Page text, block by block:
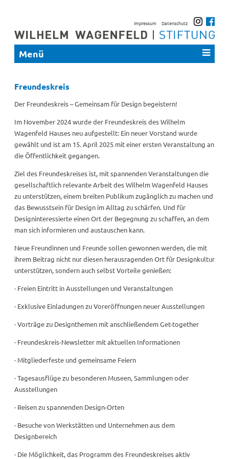
Impressum Datenschutz
Menü
Freundeskreis
Der Freundeskreis – Gemeinsam für Design begeistern!
Im November 2024 wurde der Freundeskreis des Wilhelm
Wagenfeld Hauses neu aufgestellt: Ein neuer Vorstand wurde
gewählt und ist am 15. April 2025 mit einer ersten Veranstaltung an
die Öffentlichkeit gegangen.
Ziel des Freundeskreises ist, mit spannenden Veranstaltungen die
gesellschaftlich relevante Arbeit des Wilhelm Wagenfeld Hauses
zu unterstützen, einem breiten Publikum zugänglich zu machen und
das Bewusstsein für Design im Alltag zu schärfen. Und für
Designinteressierte einen Ort der Begegnung zu schaffen, an dem
man sich informieren und austauschen kann.
Neue Freundinnen und Freunde sollen gewonnen werden, die mit
ihrem Beitrag nicht nur diesen herausragenden Ort für Designkultur
unterstützen, sondern auch selbst Vorteile genießen:
· Freien Eintritt in Ausstellungen und Veranstaltungen
· Exklusive Einladungen zu Voreröffnungen neuer Ausstellungen
· Vorträge zu Designthemen mit anschließendem Get-together
· Freundeskreis-Newsletter mit aktuellen Informationen
· Mitgliederfeste und gemeinsame Feiern
· Tagesausflüge zu besonderen Museen, Sammlungen oder
Ausstellungen
· Reisen zu spannenden Design-Orten
· Besuche von Werkstätten und Unternehmen aus dem
Designbereich
· Die Möglichkeit, das Programm des Freundeskreises aktiv